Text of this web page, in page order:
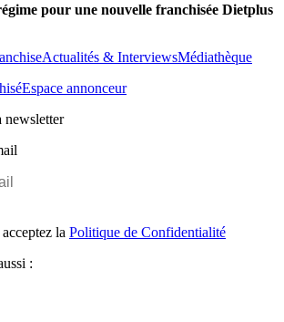
pour une nouvelle franchisée Dietplus
Actualités & InterviewsMédiathèque
Espace annonceur
newsletter
la Politique de Confidentialité
: